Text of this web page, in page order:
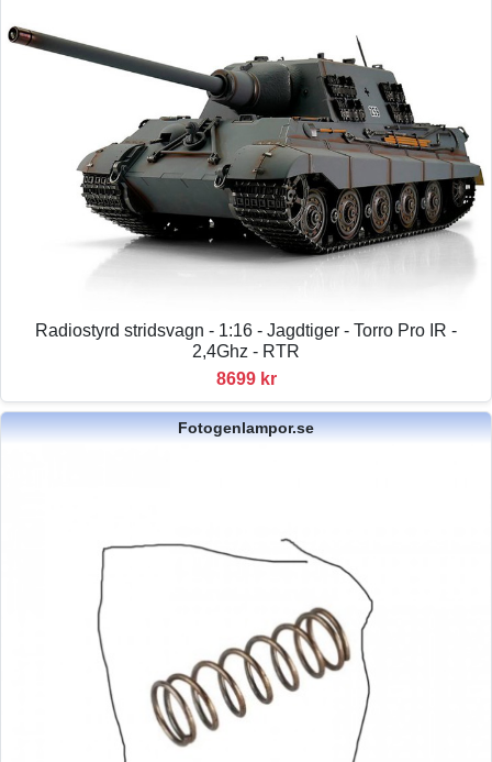
Radiostyrd stridsvagn - 1:16 - Jagdtiger - Torro Pro IR -
2,4Ghz - RTR
8699 kr
Fotogenlampor.se